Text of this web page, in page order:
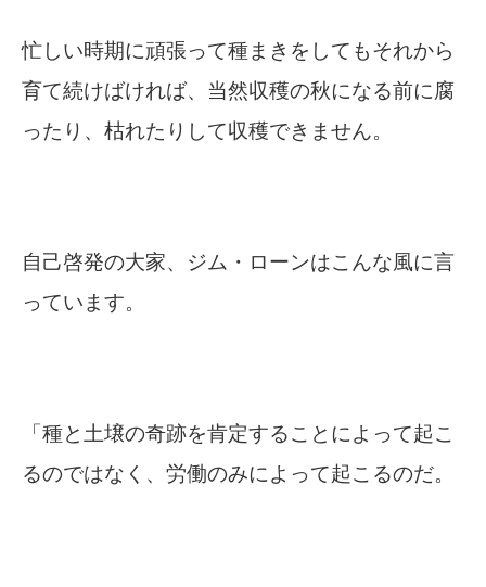
忙しい時期に頑張って種まきをしてもそれから
育て続けばければ、当然収穫の秋になる前に腐
ったり、枯れたりして収穫できません。
自己啓発の大家、ジム・ローンはこんな風に言
っています。
「種と土壌の奇跡を肯定することによって起こ
るのではなく、労働のみによって起こるのだ。